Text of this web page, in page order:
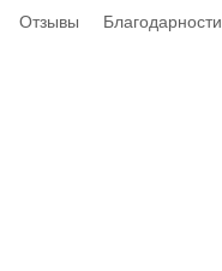
Отзывы Благодарности